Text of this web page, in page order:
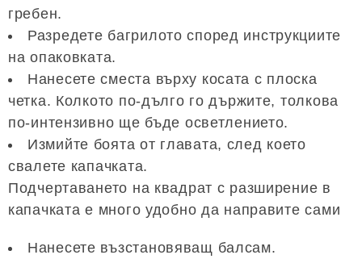
гребен.
Разредете багрилото според инструкциите
на опаковката.
Нанесете сместа върху косата с плоска
четка. Колкото по-дълго го държите, толкова
по-интензивно ще бъде осветлението.
Измийте боята от главата, след което
свалете капачката.
Подчертаването на квадрат с разширение в
капачката е много удобно да направите сами
Нанесете възстановяващ балсам.